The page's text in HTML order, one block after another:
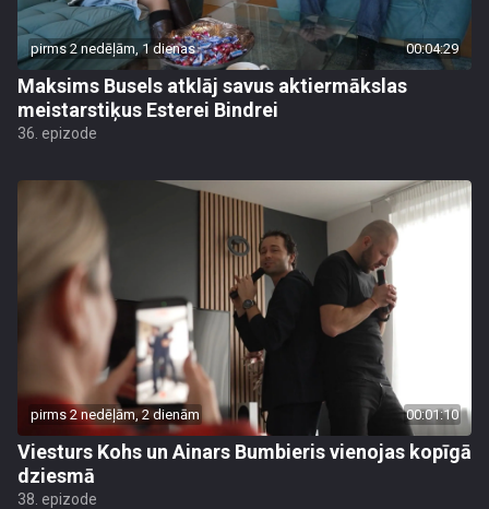
pirms 2 nedēļām, 1 dienas 00:04:29
Maksims Busels atklāj savus aktiermākslas
meistarstiķus Esterei Bindrei
36. epizode
pirms 2 nedēļām, 2 dienām 00:01:10
Viesturs Kohs un Ainars Bumbieris vienojas kopīgā
dziesmā
38. epizode